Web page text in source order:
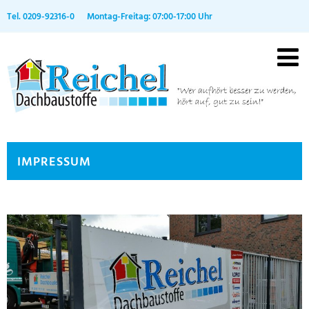
Tel. 0209-92316-0 Montag-Freitag: 07:00-17:00 Uhr
IMPRESSUM